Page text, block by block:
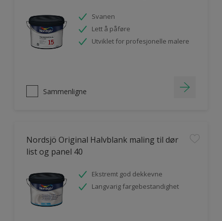
Svanen
Lett å påføre
Utviklet for profesjonelle malere
Sammenligne
Nordsjö Original Halvblank maling til dør
list og panel 40
Ekstremt god dekkevne
Langvarig fargebestandighet